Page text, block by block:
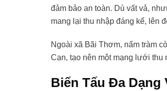
đảm bảo an toàn. Dù vất vả,
mang lại thu nhập đáng kể, lên
Ngoài xã Bãi Thơm, nấm tràm
Cạn, tạo nên một mạng lưới
Biến Tấu Đa Dạng